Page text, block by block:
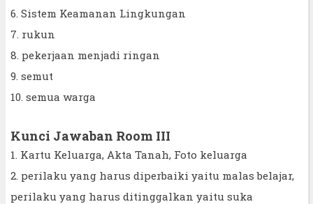
6. Sistem Keamanan Lingkungan
7. rukun
8. pekerjaan menjadi ringan
9. semut
10. semua warga
Kunci Jawaban Room III
1. Kartu Keluarga, Akta Tanah, Foto keluarga
2. perilaku yang harus diperbaiki yaitu malas belajar,
perilaku yang harus ditinggalkan yaitu suka